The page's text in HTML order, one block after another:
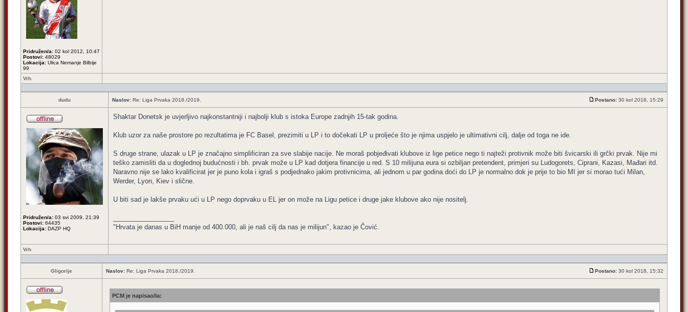
Pridružen/a: 02 kol 2012, 10:47
Postovi: 48029
Lokacija: Ulica Nemanje Bilbije
99
Vrh
dudu Naslov: Re: Liga Prvaka 2018./2019. Postano: 30 kol 2018, 15:29
Pridružen/a: 03 svi 2009, 21:39
Postovi: 64435
Lokacija: DAZP HQ
Shaktar Donetsk je uvjerljivo najkonstantniji i najbolji klub s istoka Europe zadnjih 15-tak godina.
Klub uzor za naše prostore po rezultatima je FC Basel, prezimiti u LP i to dočekati LP u proljeće što je njima uspjelo je ultimativni cilj, dalje od toga ne ide.
S druge strane, ulazak u LP je značajno simplificiran za sve slabije nacije. Ne moraš pobjeđivati klubove iz lige petice nego ti najteži protivnik može biti švicarski ili grčki prvak. Nije mi
teško zamisliti da u doglednoj budućnosti i bh. prvak može u LP kad dotjera financije u red. S 10 milijuna eura si ozbiljan pretendent, primjeri su Ludogorets, Ciprani, Kazasi, Mađari itd.
Naravno nije se lako kvalificirat jer je puno kola i igraš s podjednako jakim protivnicima, ali jednom u par godina doći do LP je normalno dok je prije to bio MI jer si morao tući Milan,
Werder, Lyon, Kiev i slične.
U biti sad je lakše prvaku ući u LP nego doprvaku u EL jer on može na Ligu petice i druge jake klubove ako nije nositelj.
"Hrvata je danas u BiH manje od 400.000, ali je naš cilj da nas je milijun", kazao je Čović.
Vrh
Gligorije Naslov: Re: Liga Prvaka 2018./2019. Postano: 30 kol 2018, 15:32
PCM je napisao/la: